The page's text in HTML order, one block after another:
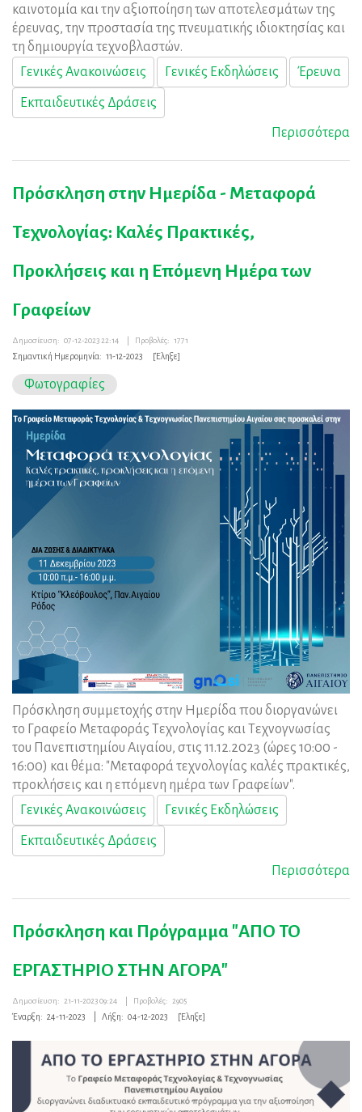
καινοτομία και την αξιοποίηση των αποτελεσμάτων της
έρευνας, την προστασία της πνευματικής ιδιοκτησίας και
τη δημιουργία τεχνοβλαστών.
Γενικές Ανακοινώσεις
Γενικές Εκδηλώσεις Έρευνα
Εκπαιδευτικές Δράσεις
Περισσότερα
Πρόσκληση στην Ημερίδα - Μεταφορά
Τεχνολογίας: Καλές Πρακτικές,
Προκλήσεις και η Επόμενη Ημέρα των
Γραφείων
Δημοσίευση: 07-12-2023 22:14 Προβολές: 1771
Σημαντική Ημερομηνία: 11-12-2023 [Έληξε]
Φωτογραφίες
Πρόσκληση συμμετοχής στην Ημερίδα που διοργανώνει
το Γραφείο Μεταφοράς Τεχνολογίας και Τεχνογνωσίας
του Πανεπιστημίου Αιγαίου, στις 11.12.2023 (ώρες 10:00 -
16:00) και θέμα: "Μεταφορά τεχνολογίας καλές πρακτικές,
προκλήσεις και η επόμενη ημέρα των Γραφείων".
Γενικές Ανακοινώσεις
Γενικές Εκδηλώσεις
Εκπαιδευτικές Δράσεις
Περισσότερα
Πρόσκληση και Πρόγραμμα "ΑΠΟ ΤΟ
ΕΡΓΑΣΤΗΡΙΟ ΣΤΗΝ ΑΓΟΡΑ"
Δημοσίευση: 21-11-2023 09:24 Προβολές: 2905
Έναρξη: 24-11-2023 Λήξη: 04-12-2023 [Έληξε]